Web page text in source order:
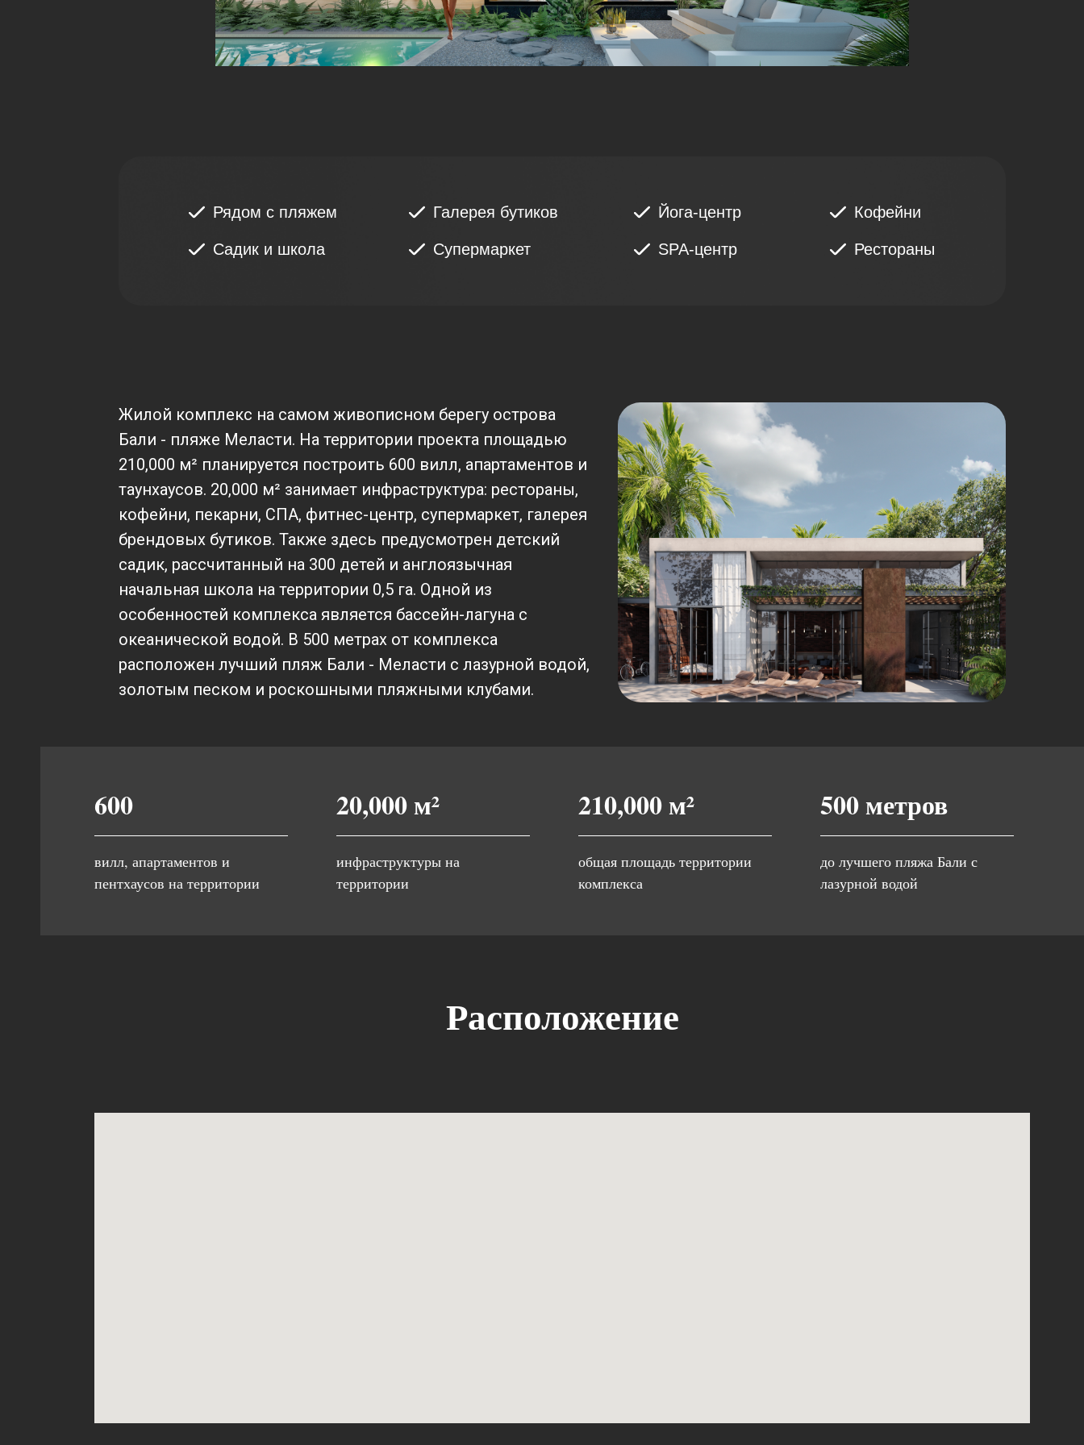
Рядом с пляжем
Садик и школа
Галерея бутиков
Супермаркет
Йога-центр
SPA-центр
Кофейни
Рестораны
Жилой комплекс на самом живописном берегу острова
Бали - пляже Меласти. На территории проекта площадью
210,000 м² планируется построить 600 вилл, апартаментов и
таунхаусов. 20,000 м² занимает инфраструктура: рестораны,
кофейни, пекарни, СПА, фитнес-центр, супермаркет, галерея
брендовых бутиков. Также здесь предусмотрен детский
садик, рассчитанный на 300 детей и англоязычная
начальная школа на территории 0,5 га. Одной из
особенностей комплекса является бассейн-лагуна с
океанической водой. В 500 метрах от комплекса
расположен лучший пляж Бали - Меласти с лазурной водой,
золотым песком и роскошными пляжными клубами.
600
вилл, апартаментов и
пентхаусов на территории
20,000 м²
инфраструктуры на
территории
210,000 м²
общая площадь территории
комплекса
500 метров
до лучшего пляжа Бали с
лазурной водой
Расположение